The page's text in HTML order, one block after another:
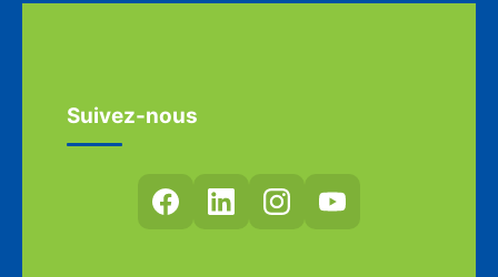
Suivez-nous